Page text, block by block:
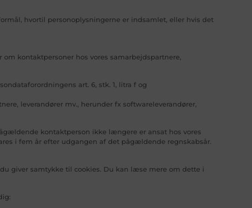
hvortil personoplysningerne er indsamlet, eller hvis det
kontaktpersoner hos vores samarbejdspartnere,
art. 6, stk. 1, litra f og
leverandører mv., herunder fx softwareleverandører,
kontaktperson ikke længere er ansat hos vores
i fem år efter udgangen af det pågældende regnskabsår.
giver samtykke til cookies. Du kan læse mere om dette i